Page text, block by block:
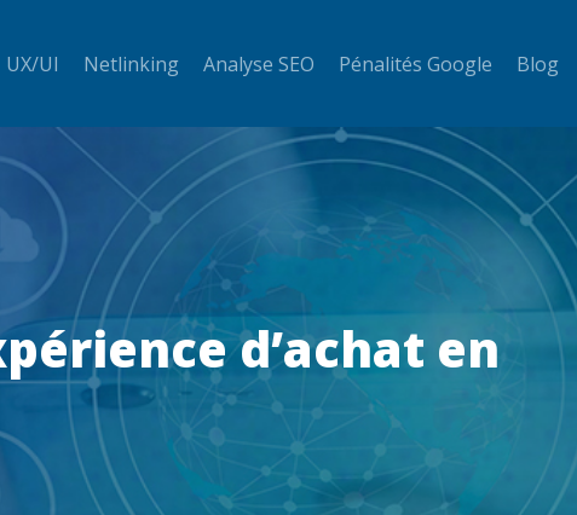
UX/UI Netlinking Analyse SEO Pénalités Google Blog
d’achat en